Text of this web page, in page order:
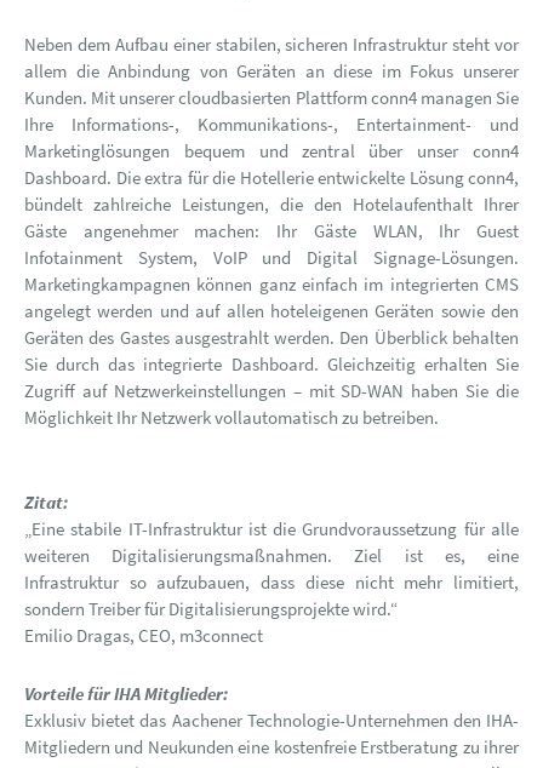
Neben dem Aufbau einer stabilen, sicheren Infrastruktur steht vor
allem die Anbindung von Geräten an diese im Fokus unserer
Kunden. Mit unserer cloudbasierten Plattform conn4 managen Sie
Ihre Informations-, Kommunikations-, Entertainment- und
Marketinglösungen bequem und zentral über unser conn4
Dashboard. Die extra für die Hotellerie entwickelte Lösung conn4,
bündelt zahlreiche Leistungen, die den Hotelaufenthalt Ihrer
Gäste angenehmer machen: Ihr Gäste WLAN, Ihr Guest
Infotainment System, VoIP und Digital Signage-Lösungen.
Marketingkampagnen können ganz einfach im integrierten CMS
angelegt werden und auf allen hoteleigenen Geräten sowie den
Geräten des Gastes ausgestrahlt werden. Den Überblick behalten
Sie durch das integrierte Dashboard. Gleichzeitig erhalten Sie
Zugriff auf Netzwerkeinstellungen – mit SD-WAN haben Sie die
Möglichkeit Ihr Netzwerk vollautomatisch zu betreiben.
Zitat:
„Eine stabile IT-Infrastruktur ist die Grundvoraussetzung für alle
weiteren Digitalisierungsmaßnahmen. Ziel ist es, eine
Infrastruktur so aufzubauen, dass diese nicht mehr limitiert,
sondern Treiber für Digitalisierungsprojekte wird.“
Emilio Dragas, CEO, m3connect
Vorteile für IHA Mitglieder:
Exklusiv bietet das Aachener Technologie-Unternehmen den IHA-
Mitgliedern und Neukunden eine kostenfreie Erstberatung zu ihrer